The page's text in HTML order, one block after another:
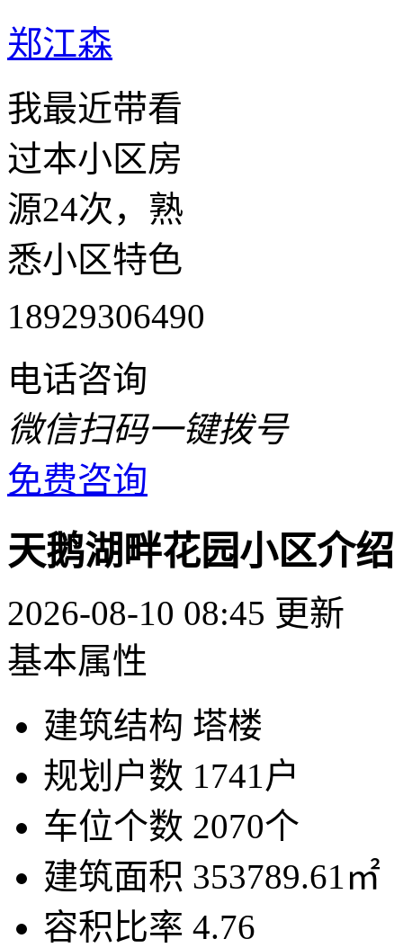
郑江森
我最近带看
过本小区房
源24次，熟
悉小区特色
18929306490
电话咨询
微信扫码一键拨号
免费咨询
天鹅湖畔花园小区介绍
2026-08-10 08:45 更新
基本属性
建筑结构 塔楼
规划户数 1741户
车位个数 2070个
建筑面积 353789.61㎡
容积比率 4.76